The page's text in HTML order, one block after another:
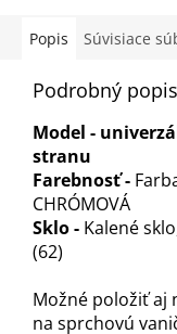
Popis Súvisiace
Podrobný popis
Model -
stranu
Farebnosť -
CHRÓMOVÁ
Sklo - Kalené
(62)
Možné položiť aj
na sprchovú